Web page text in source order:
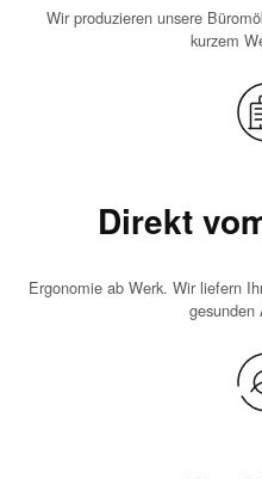
Wir produzieren unsere
kurzem
Direkt
Ergonomie ab Werk. Wir liefern
gesunden